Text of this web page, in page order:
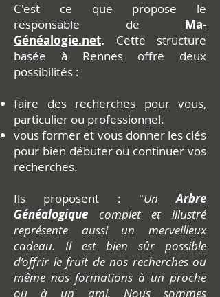
C'est ce que propose le
responsable de Ma-
Généalogie.net. Cette structure
basée à Rennes offre deux
possibilités :
faire des recherches pour vous,
particulier ou professionnel.
vous former et vous donner les clés
pour bien débuter ou continuer vos
recherches.
Ils proposent : "UnArbre
Généalogique complet et illustré
représente aussi un merveilleux
cadeau. Il est bien sûr possible
d’offrir le fruit de nos recherches ou
même nos formations à un proche
ou à un ami. Nous sommes